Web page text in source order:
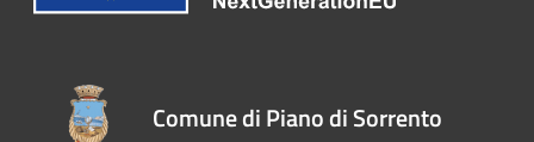
Comune di Piano di Sorrento